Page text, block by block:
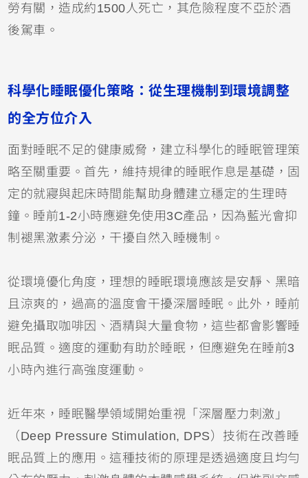
勞有關，造成約1500人死亡，其危險程度不亞於酒
後駕車。
科學化睡眠優化策略：從生理機制到環境調整
的全方位介入
面對睡眠不足的健康威脅，建立科學化的睡眠管理策
略至關重要。首先，維持規律的睡眠作息是基礎，固
定的就寢與起床時間能幫助身體建立穩定的生理時
鐘。睡前1-2小時應避免使用3C產品，因為藍光會抑
制褪黑激素分泌，干擾自然入睡機制。
從環境優化角度，理想的睡眠環境應該是安靜、黑暗
且涼爽的，過高的溫度會干擾深層睡眠。此外，睡前
避免攝取咖啡因、酒精與大量食物，這些都會影響睡
眠品質。適度的運動有助於睡眠，但應避免在睡前3
小時內進行高強度運動。
近年來，睡眠醫學領域開始重視「深層壓力刺激」
（Deep Pressure Stimulation, DPS）技術在改善睡
眠品質上的應用。這種技術的原理是透過適度且均勻